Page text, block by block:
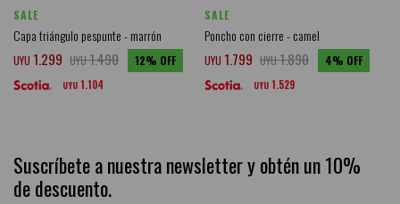
SALE
Capa triángulo pespunte - marrón
UYU 1.299 UYU1.490 12
UYU 1.104
SALE
Poncho con cierre - camel
UYU 1.799 UYU1.890 4
UYU 1.529
Suscríbete a nuestra newsletter y obtén un 10%
de descuento.